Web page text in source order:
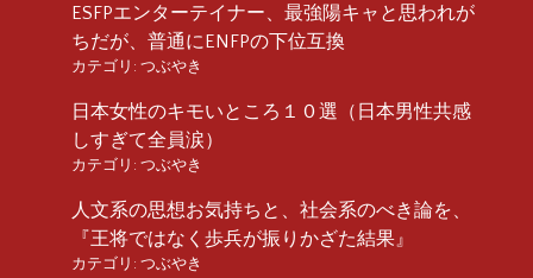
ESFPエンターテイナー、最強陽キャと思われが
ちだが、普通にENFPの下位互換
カテゴリ: つぶやき
日本女性のキモいところ１０選（日本男性共感
しすぎて全員涙）
カテゴリ: つぶやき
人文系の思想お気持ちと、社会系のべき論を、
『王将ではなく歩兵が振りかざた結果』
カテゴリ: つぶやき